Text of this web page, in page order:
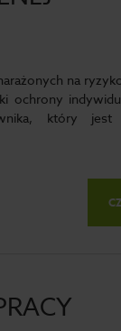
na
ochrony
który jest